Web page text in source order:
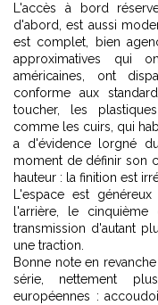
L'accès à bord
d'abord, est aussi
est complet, bien
approximatives qui
américaines, ont
conforme aux
toucher, les
comme les cuirs, qui
a d'évidence lorgné
moment de définir son
hauteur : la finition est
L'espace est
l'arrière, le
transmission d'autant
une traction.
Bonne note en
série, nettement
européennes :